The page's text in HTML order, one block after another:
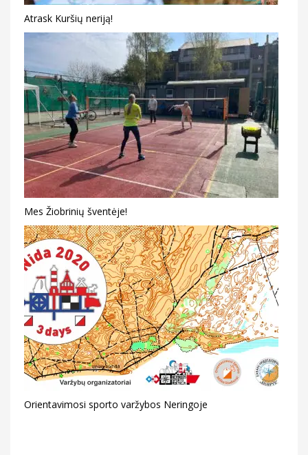
Atrask Kuršių neriją!
Mes Žiobrinių šventėje!
Orientavimosi sporto varžybos Neringoje